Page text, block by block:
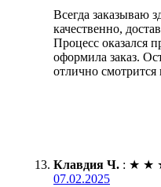
Всегда заказываю
качественно,
Процесс оказался
оформила заказ.
отлично смотрится
Клавдия Ч. : ★ ★
07.02.2025